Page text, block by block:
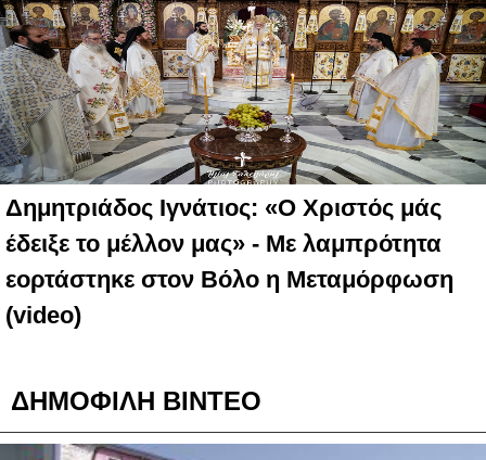
Δημητριάδος Ιγνάτιος: «Ο Χριστός μάς
έδειξε το μέλλον μας» - Με λαμπρότητα
εορτάστηκε στον Βόλο η Μεταμόρφωση
(video)
ΔΗΜΟΦΙΛΗ ΒΙΝΤΕΟ